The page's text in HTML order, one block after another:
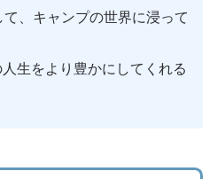
、キャンプの世界に浸って
生をより豊かにしてくれる